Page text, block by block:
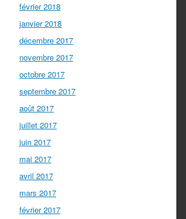
février 2018
janvier 2018
décembre 2017
novembre 2017
octobre 2017
septembre 2017
août 2017
juillet 2017
juin 2017
mai 2017
avril 2017
mars 2017
février 2017